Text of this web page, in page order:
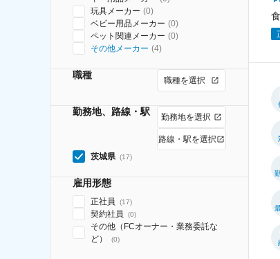
玩具メーカー (0)
ベビー用品メーカー (0)
ペット関連メーカー (0)
その他メーカー (4)
職種 職種を選択
勤務地、路線・駅 勤務地を選択
路線・駅を選択
茨城県 (17)
雇用形態
正社員 (17)
契約社員 (0)
その他（FCオーナー・業務委託な
ど）
(0)